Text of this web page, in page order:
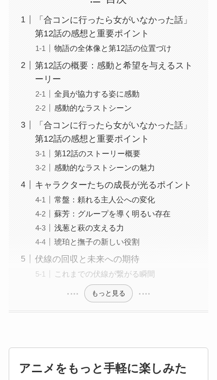
「合コンに行ったら女がいなかった話」
第12話の感想と重要ポイント
物語の全体像と第12話の位置づけ
第12話の概要：感動と希望を与えるスト
ーリー
全員が協力する姿に感動
感動的なラストシーン
「合コンに行ったら女がいなかった話」
第12話の感想と重要ポイント
第12話のストーリー概要
感動的なラストシーンの魅力
キャラクターたちの成長が光るポイント
常盤：頼れる主人公への変化
蘇芳：グループを導く明るい存在
浅葱と萩の支える力
琥珀と撫子の新しい役割
伏線の回収と未来への期待
これまでの伏線が繋がる瞬間
もっと見る
アニメをもっと手軽に楽しみた